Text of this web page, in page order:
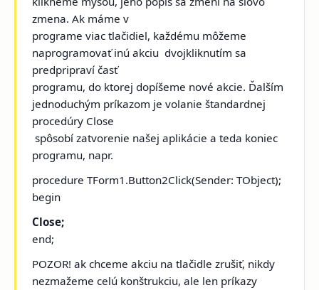
zmena. Ak máme v
programe viac tlačidiel, každému môžeme
naprogramovať inú akciu ­ dvojkliknutím sa
predpripraví časť
programu, do ktorej dopíšeme nové akcie. Ďalším
jednoduchým príkazom je volanie štandardnej
procedúry Close
­ spôsobí zatvorenie našej aplikácie a teda koniec
programu, napr.
procedure TForm1.Button2Click(Sender: TObject);
begin
Close;
end;
POZOR! ak chceme akciu na tlačidle zrušiť, nikdy
nezmažeme celú konštrukciu, ale len príkazy